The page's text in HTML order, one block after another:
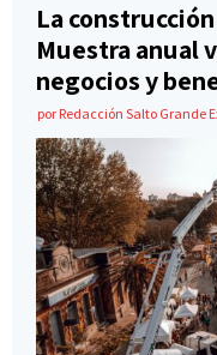
La
Muestra anual
negocios y
por Redacción Salto Grande